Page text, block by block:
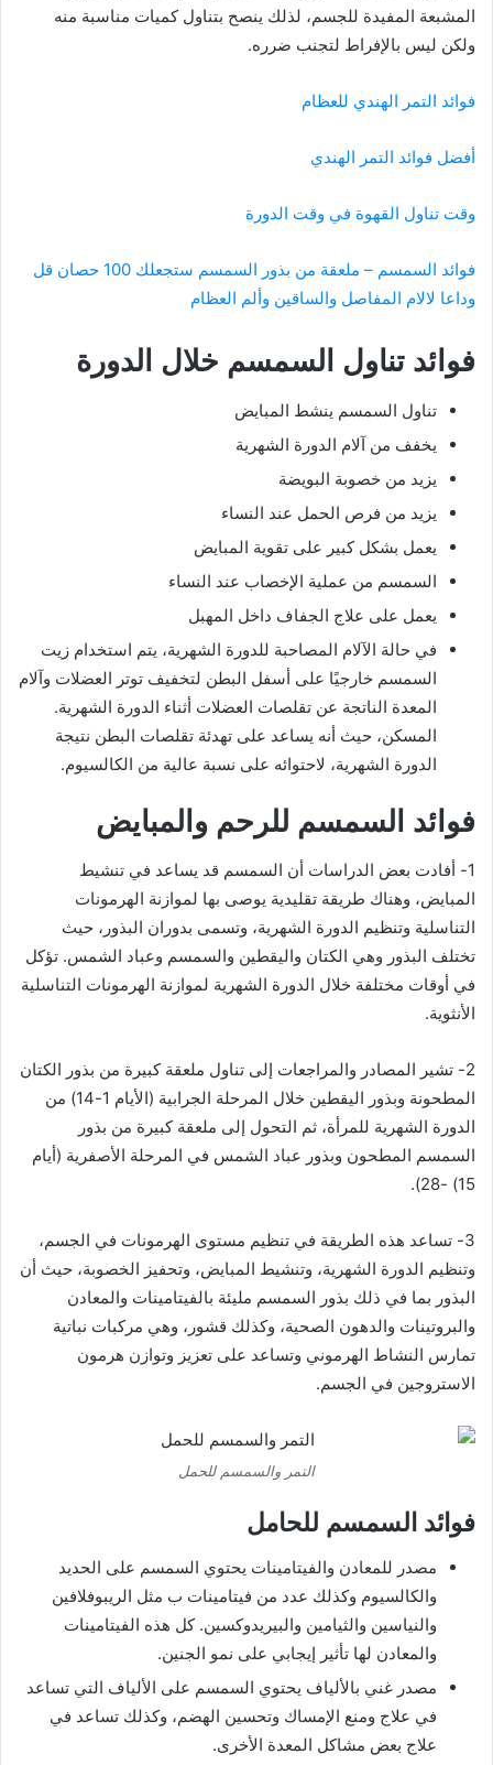
المشبعة المفيدة للجسم، لذلك ينصح بتناول كميات مناسبة منه
ولكن ليس بالإفراط لتجنب ضرره.
فوائد التمر الهندي للعظام
أفضل فوائد التمر الهندي
وقت تناول القهوة في وقت الدورة
فوائد السمسم – ملعقة من بذور السمسم ستجعلك 100 حصان قل
وداعا لالام المفاصل والساقين وألم العظام
فوائد تناول السمسم خلال الدورة
تناول السمسم ينشط المبايض
يخفف من آلام الدورة الشهرية
يزيد من خصوبة البويضة
يزيد من فرص الحمل عند النساء
يعمل بشكل كبير على تقوية المبايض
السمسم من عملية الإخصاب عند النساء
يعمل على علاج الجفاف داخل المهبل
في حالة الآلام المصاحبة للدورة الشهرية، يتم استخدام زيت
السمسم خارجيًا على أسفل البطن لتخفيف توتر العضلات وآلام
المعدة الناتجة عن تقلصات العضلات أثناء الدورة الشهرية.
المسكن، حيث أنه يساعد على تهدئة تقلصات البطن نتيجة
الدورة الشهرية، لاحتوائه على نسبة عالية من الكالسيوم.
فوائد السمسم للرحم والمبايض
1- أفادت بعض الدراسات أن السمسم قد يساعد في تنشيط
المبايض، وهناك طريقة تقليدية يوصى بها لموازنة الهرمونات
التناسلية وتنظيم الدورة الشهرية، وتسمى بدوران البذور، حيث
تختلف البذور وهي الكتان واليقطين والسمسم وعباد الشمس. تؤكل
في أوقات مختلفة خلال الدورة الشهرية لموازنة الهرمونات التناسلية
الأنثوية.
2- تشير المصادر والمراجعات إلى تناول ملعقة كبيرة من بذور الكتان
المطحونة وبذور اليقطين خلال المرحلة الجرابية (الأيام 1-14) من
الدورة الشهرية للمرأة، ثم التحول إلى ملعقة كبيرة من بذور
السمسم المطحون وبذور عباد الشمس في المرحلة الأصفرية (أيام
15) -28).
3- تساعد هذه الطريقة في تنظيم مستوى الهرمونات في الجسم،
وتنظيم الدورة الشهرية، وتنشيط المبايض، وتحفيز الخصوبة، حيث أن
البذور بما في ذلك بذور السمسم مليئة بالفيتامينات والمعادن
والبروتينات والدهون الصحية، وكذلك قشور، وهي مركبات نباتية
تمارس النشاط الهرموني وتساعد على تعزيز وتوازن هرمون
الاستروجين في الجسم.
التمر والسمسم للحمل
فوائد السمسم للحامل
مصدر للمعادن والفيتامينات يحتوي السمسم على الحديد
والكالسيوم وكذلك عدد من فيتامينات ب مثل الريبوفلافين
والنياسين والثيامين والبيريدوكسين. كل هذه الفيتامينات
والمعادن لها تأثير إيجابي على نمو الجنين.
مصدر غني بالألياف يحتوي السمسم على الألياف التي تساعد
في علاج ومنع الإمساك وتحسين الهضم، وكذلك تساعد في
علاج بعض مشاكل المعدة الأخرى.